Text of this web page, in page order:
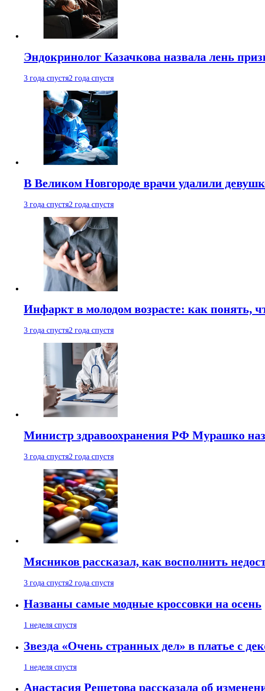
Эндокринолог Казачкова назвала лень
3 года спустя2 года спустя
В Великом Новгороде врачи удалили
3 года спустя2 года спустя
Инфаркт в молодом возрасте: как понять,
3 года спустя2 года спустя
Министр здравоохранения РФ Мурашко
3 года спустя2 года спустя
Мясников рассказал, как восполнить
3 года спустя2 года спустя
Названы самые модные кроссовки на осень
1 неделя спустя
Звезда «Очень странных дел» в платье с
1 неделя спустя
Анастасия Решетова рассказала об